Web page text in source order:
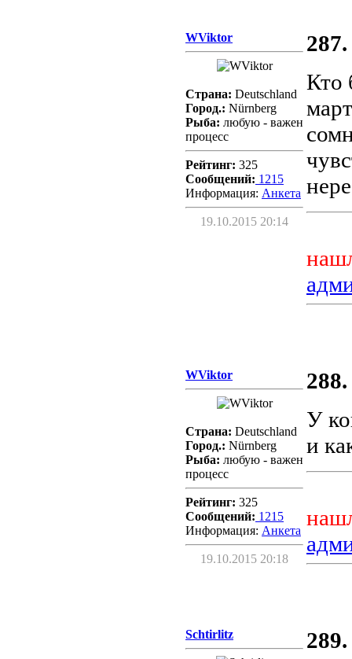
WViktor
Страна: Deutschland
Город.: Nürnberg
Рыба: любую - важен
процесс
Рейтинг: 325
Сообщений: 1215
Информация: Aнкета
19.10.2015 20:14
287.
Кто
WViktor
Страна: Deutschland
Город.: Nürnberg
Рыба: любую - важен
процесс
Рейтинг: 325
Сообщений: 1215
Информация: Aнкета
19.10.2015 20:18
288.
У
и
Schtirlitz
289.